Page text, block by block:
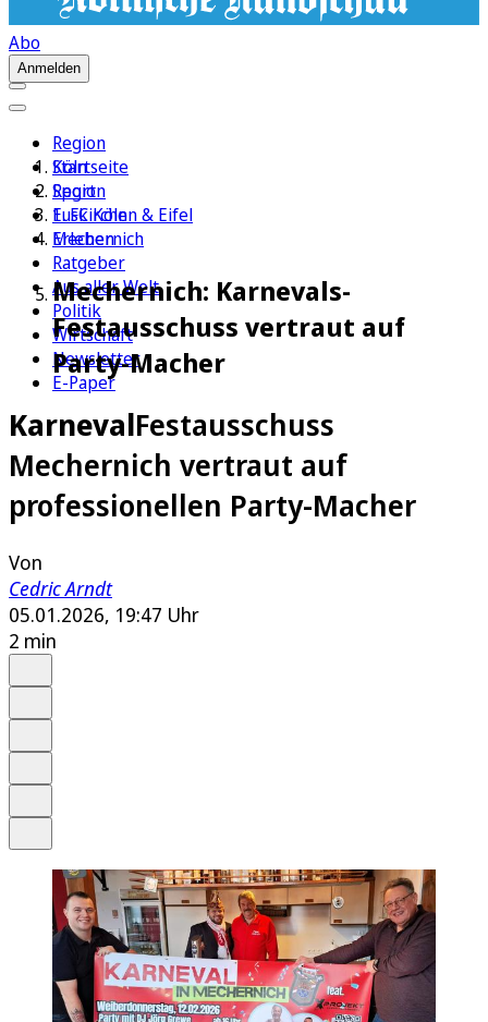
Abo
Anmelden
Region
Köln
Sport
1. FC Köln
Erleben
Ratgeber
Aus aller Welt
Politik
Wirtschaft
Newsletter
E-Paper
Startseite
Region
Euskirchen & Eifel
Mechernich
Mechernich: Karnevals-
Festausschuss vertraut auf
Party-Macher
KarnevalFestausschuss
Mechernich vertraut auf
professionellen Party-Macher
Von
Cedric Arndt
05.01.2026, 19:47 Uhr
2 min